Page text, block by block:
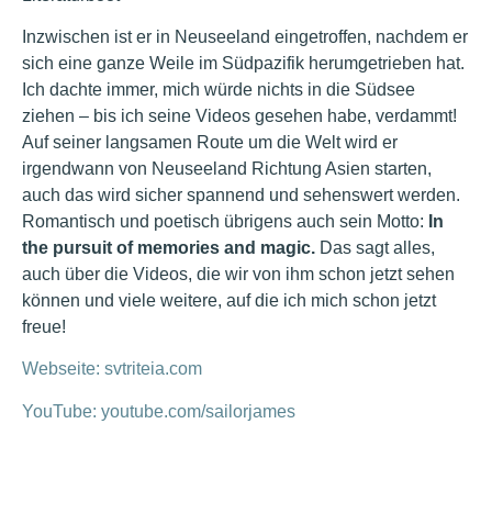
Inzwischen ist er in Neuseeland eingetroffen, nachdem er
sich eine ganze Weile im Südpazifik herumgetrieben hat.
Ich dachte immer, mich würde nichts in die Südsee
ziehen – bis ich seine Videos gesehen habe, verdammt!
Auf seiner langsamen Route um die Welt wird er
irgendwann von Neuseeland Richtung Asien starten,
auch das wird sicher spannend und sehenswert werden.
Romantisch und poetisch übrigens auch sein Motto: In
the pursuit of memories and magic. Das sagt alles,
auch über die Videos, die wir von ihm schon jetzt sehen
können und viele weitere, auf die ich mich schon jetzt
freue!
Webseite: svtriteia.com
YouTube: youtube.com/sailorjames